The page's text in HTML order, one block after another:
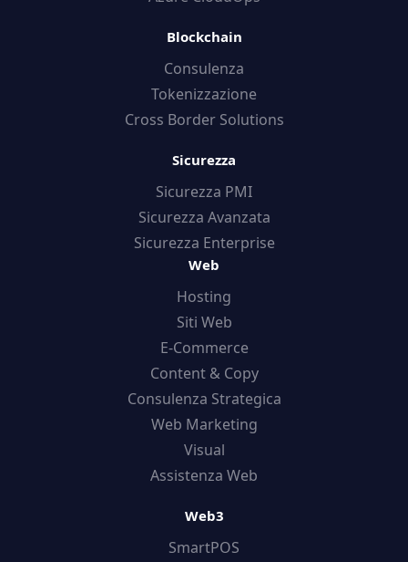
Blockchain
Consulenza
Tokenizzazione
Cross Border Solutions
Sicurezza
Sicurezza PMI
Sicurezza Avanzata
Sicurezza Enterprise
Web
Hosting
Siti Web
E-Commerce
Content & Copy
Consulenza Strategica
Web Marketing
Visual
Assistenza Web
Web3
SmartPOS